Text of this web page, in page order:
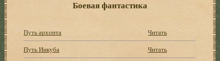
Боевая фантастика
Путь архонта
Читать
Путь Инкуба
Читать